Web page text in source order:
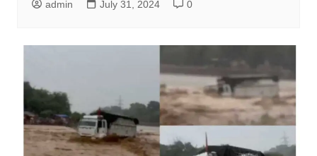
admin July 31, 2024 0